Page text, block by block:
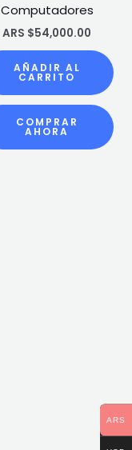
Computadores
ARS $54,000.00
AÑADIR AL
CARRITO
COMPRAR
AHORA
ARS